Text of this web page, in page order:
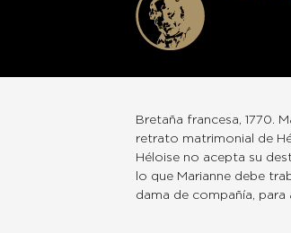
Bretaña francesa, 1770.
retrato matrimonial de
Héloise no acepta su
lo que Marianne debe
dama de compañía, para